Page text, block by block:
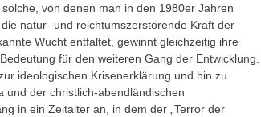
von denen man in den 1980er Jahren
natur- und reichtumszerstörende Kraft der
Wucht entfaltet, gewinnt gleichzeitig ihre
für den weiteren Gang der Entwicklung.
ideologischen Krisenerklärung und hin zu
und der christlich-abendländischen
in ein Zeitalter an, in dem der „Terror der